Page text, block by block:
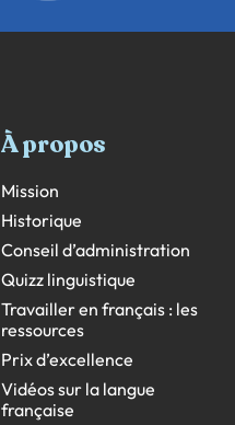
À propos
Mission
Historique
Conseil d’administration
Quizz linguistique
Travailler en français : les
ressources
Prix d’excellence
Vidéos sur la langue
française